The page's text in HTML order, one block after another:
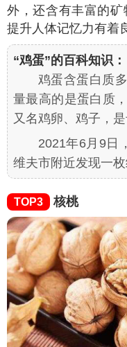
外，还含有丰富的
提升人体记忆力有着
“鸡蛋”的百科知识：
鸡蛋含蛋白质
量最高的是蛋白质
又名鸡卵、鸡子，是
2021年6月9日
维夫市附近发现一枚
TOP3 核桃